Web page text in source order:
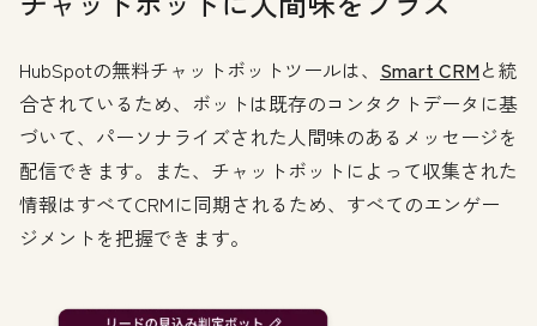
HubSpotの無料チャットボットツールは、 Smart CRMと統
合されているため、ボットは既存のコンタクトデータに基
づいて、パーソナライズされた人間味のあるメッセージを
配信できます。また、チャットボットによって収集された
情報はすべてCRMに同期されるため、すべてのエンゲー
ジメントを把握できます。